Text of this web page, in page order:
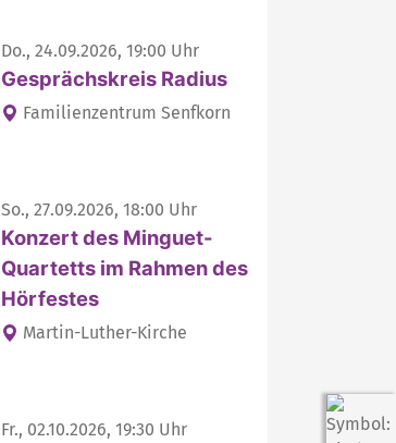
Do., 24.09.2026, 19:00 Uhr
Gesprächskreis Radius
Familienzentrum Senfkorn
So., 27.09.2026, 18:00 Uhr
Konzert des Minguet-
Quartetts im Rahmen des
Hörfestes
Martin-Luther-Kirche
Fr., 02.10.2026, 19:30 Uhr